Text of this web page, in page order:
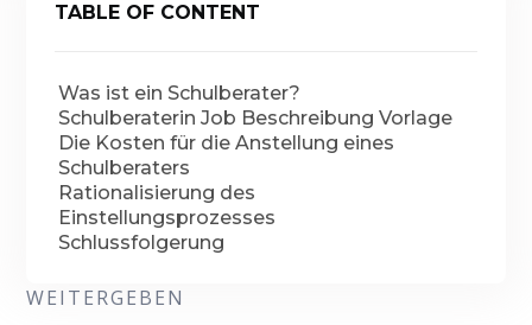
TABLE OF CONTENT
Was ist ein Schulberater?
Schulberaterin Job Beschreibung Vorlage
Die Kosten für die Anstellung eines
Schulberaters
Rationalisierung des
Einstellungsprozesses
Schlussfolgerung
WEITERGEBEN